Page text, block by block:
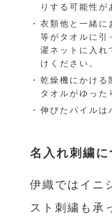
りする可能性が
衣類他と一緒に
等がタオルに引
濯ネットに入れ
けください。
乾燥機にかける
タオルがゆった
伸びたパイルは
名入れ刺繍に
伊織ではイニ
スト刺繍も承